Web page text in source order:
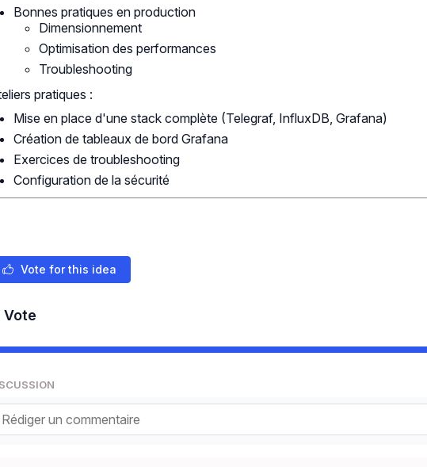
Bonnes pratiques en production
Dimensionnement
Optimisation des performances
Troubleshooting
pratiques :
Mise en place d'une stack complète (Telegraf, InfluxDB, Grafana)
Création de tableaux de bord Grafana
Exercices de troubleshooting
Configuration de la sécurité
Vote for this idea
Vote